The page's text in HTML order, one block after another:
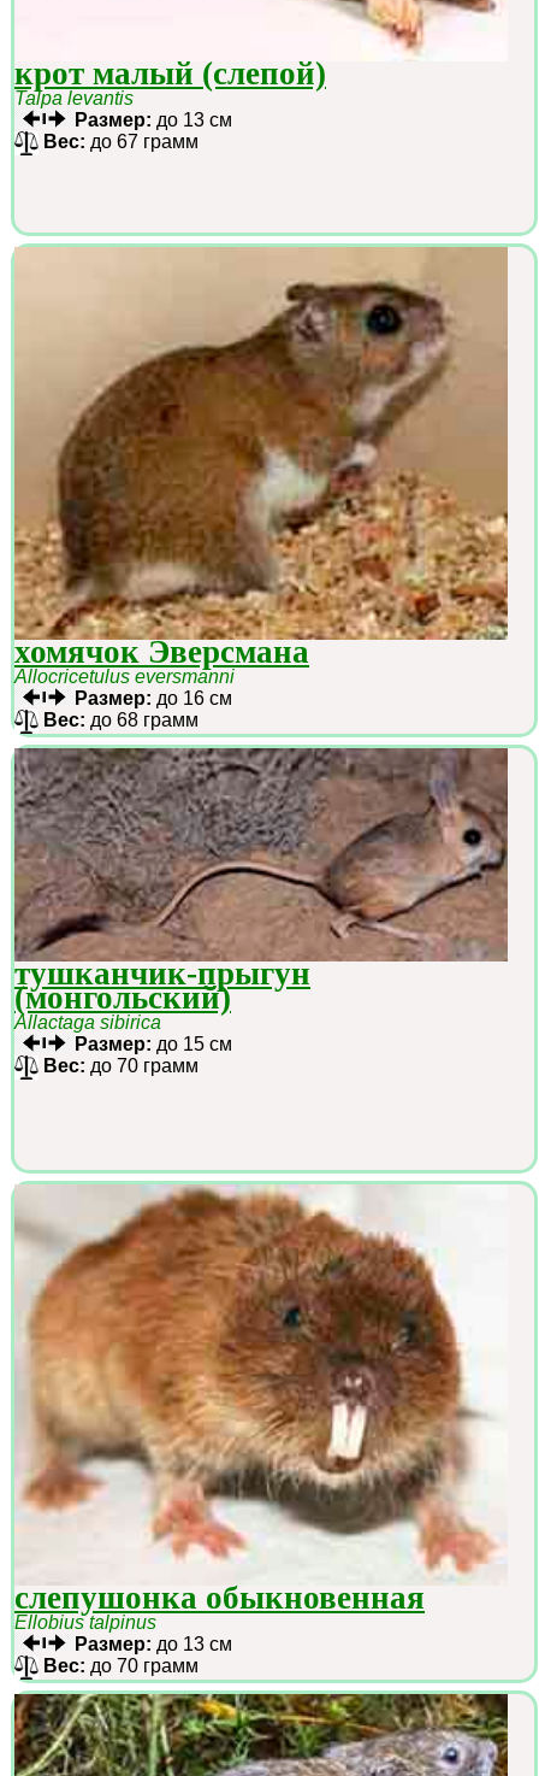
крот малый (слепой)
Talpa levantis
Размер: до 13 см
Вес: до 67 грамм
хомячок Эверсмана
Allocricetulus eversmanni
Размер: до 16 см
Вес: до 68 грамм
тушканчик-прыгун
(монгольский)
Allactaga sibirica
Размер: до 15 см
Вес: до 70 грамм
слепушонка обыкновенная
Ellobius talpinus
Размер: до 13 см
Вес: до 70 грамм